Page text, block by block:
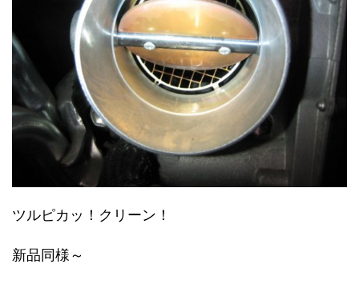
ツルピカッ！クリーン！
新品同様～